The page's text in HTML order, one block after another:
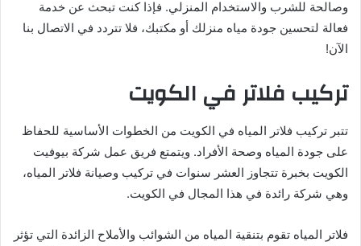
وصالحة للشرب والاستخدام المنزلي. فإذا كنت تبحث عن خدمة
فعالة لتحسين جودة مياه منزلك أو مكتبك، فلا تتردد في الاتصال بنا
الآن!
تركيب فلاتر في الكويت
تتبر تركيب فلاتر المياه في الكويت من الخطوات الأساسية للحفاظ
على جودة المياه وصحة الأفراد. ويتمتع فريق عمل شركة بيوفيت
الكويت بخبرة تتجاوز العشر سنوات في تركيب وصيانة فلاتر المياه،
وهي شركة رائدة في هذا المجال في الكويت.
فلاتر المياه تقوم بتنقية المياه من الشوائب والأملاح الزائدة التي تؤثر